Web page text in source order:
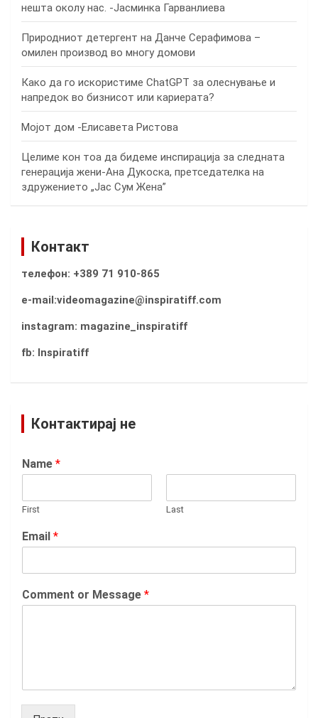
нешта околу нас. -Јасминка Гарванлиева
Природниот детергент на Данче Серафимова –
омилен производ во многу домови
Како да го искористиме ChatGPT за олеснување и
напредок во бизнисот или кариерата?
Мојот дом -Елисавета Ристова
Целиме кон тоа да бидеме инспирација за следната
генерација жени-Ана Дукоска, претседателка на
здружението „Јас Сум Жена”
Контакт
телефон: +389 71 910-865
e-mail:videomagazine@inspiratiff.com
instagram: magazine_inspiratiff
fb: Inspiratiff
Контактирај не
Name *
First Last
Email *
Comment or Message *